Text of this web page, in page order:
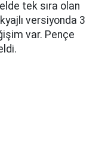
tek sıra olan
versiyonda 3
var. Pençe